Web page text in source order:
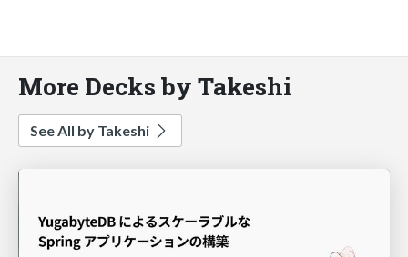
More Decks by Takeshi
See All by Takeshi